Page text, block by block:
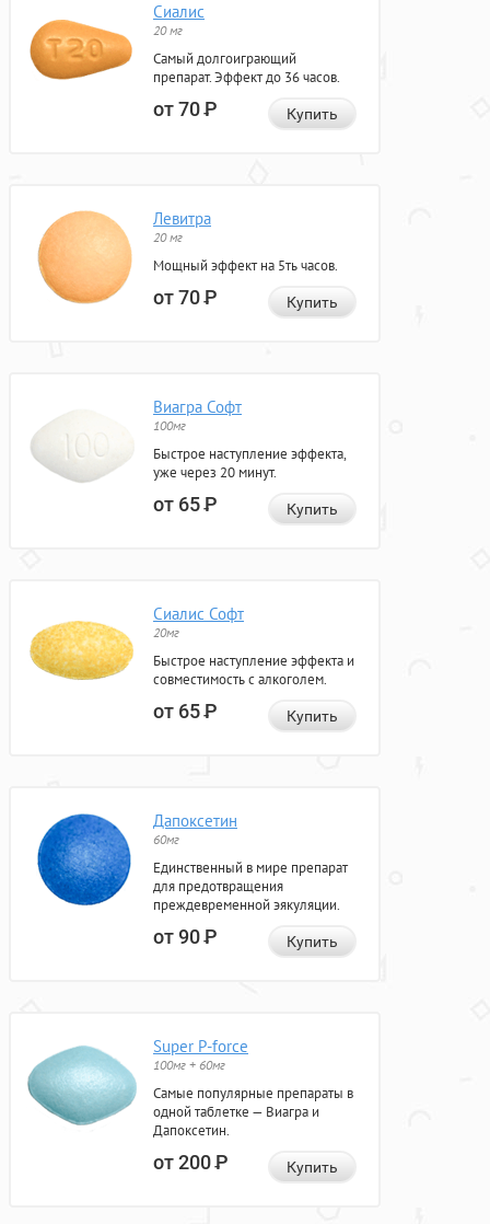
Сиалис
20 мг
Самый долгоиграющий
препарат. Эффект до 36 часов.
от 70Р Купить
Левитра
20 мг
Мощный эффект на 5ть часов.
от 70Р Купить
Виагра Софт
100мг
Быстрое наступление эффекта,
уже через 20 минут.
от 65Р Купить
Сиалис Софт
20мг
Быстрое наступление эффекта и
совместимость с алкоголем.
от 65Р Купить
Дапоксетин
60мг
Единственный в мире препарат
для предотвращения
преждевременной эякуляции.
от 90Р Купить
Super P-force
100мг + 60мг
Самые популярные препараты в
одной таблетке — Виагра и
Дапоксетин.
от 200Р Купить